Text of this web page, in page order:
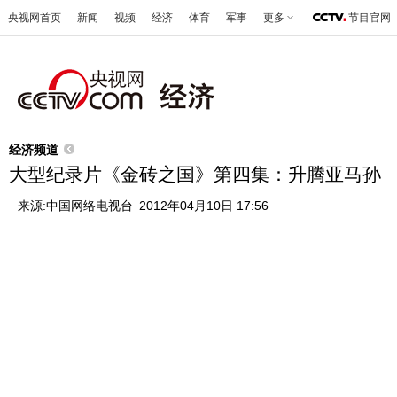
央视网首页 新闻 视频 经济 体育 军事 更多 节目官网
经济频道
大型纪录片《金砖之国》第四集：升腾亚马孙
来源:中国网络电视台 2012年04月10日 17:56